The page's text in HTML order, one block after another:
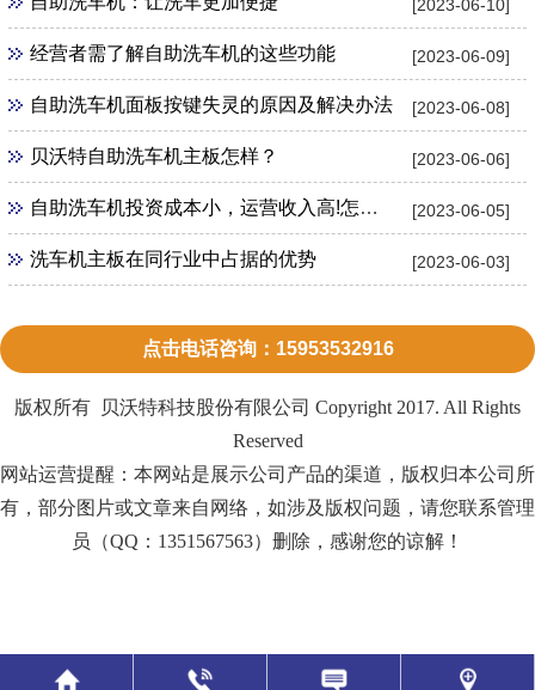
[2023-06-10]
[2023-06-09]
经营者需了解自助洗车机的这些功能
[2023-06-08]
自助洗车机面板按键失灵的原因及解决办法
[2023-06-06]
贝沃特自助洗车机主板怎样？
[2023-06-05]
自助洗车机投资成本小，运营收入高!怎么加盟？
[2023-06-03]
洗车机主板在同行业中占据的优势
点击电话咨询：15953532916
版权所有 贝沃特科技股份有限公司 Copyright 2017. All Rights
Reserved
网站运营提醒：本网站是展示公司产品的渠道，版权归本公司所
有，部分图片或文章来自网络，如涉及版权问题，请您联系管理
员（QQ：1351567563）删除，感谢您的谅解！